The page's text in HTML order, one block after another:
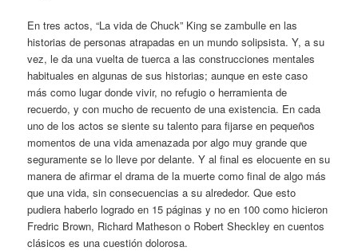
En tres actos, “La vida de Chuck” King se zambulle en las
historias de personas atrapadas en un mundo solipsista. Y, a su
vez, le da una vuelta de tuerca a las construcciones mentales
habituales en algunas de sus historias; aunque en este caso
más como lugar donde vivir, no refugio o herramienta de
recuerdo, y con mucho de recuento de una existencia. En cada
uno de los actos se siente su talento para fijarse en pequeños
momentos de una vida amenazada por algo muy grande que
seguramente se lo lleve por delante. Y al final es elocuente en su
manera de afirmar el drama de la muerte como final de algo más
que una vida, sin consecuencias a su alrededor. Que esto
pudiera haberlo logrado en 15 páginas y no en 100 como hicieron
Fredric Brown, Richard Matheson o Robert Sheckley en cuentos
clásicos es una cuestión dolorosa.